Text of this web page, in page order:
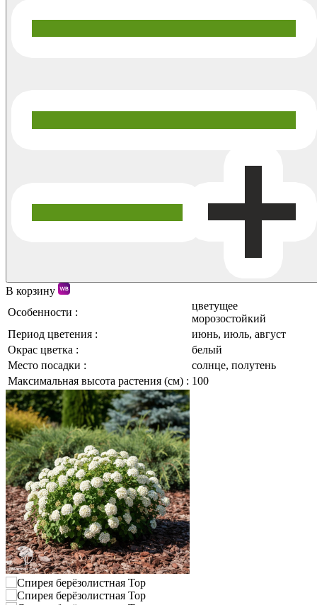
В корзину
Особенности :
цветущее
морозостойкий
Период цветения :
июнь, июль, август
Окрас цветка :
белый
Место посадки :
солнце, полутень
Максимальная высота растения (см) : 100